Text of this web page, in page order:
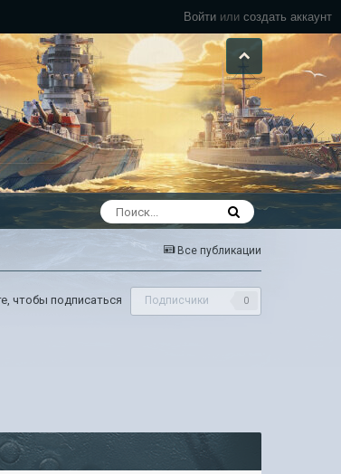
Войти или создать аккаунт
Все публикации
чтобы подписаться Подписчики 0